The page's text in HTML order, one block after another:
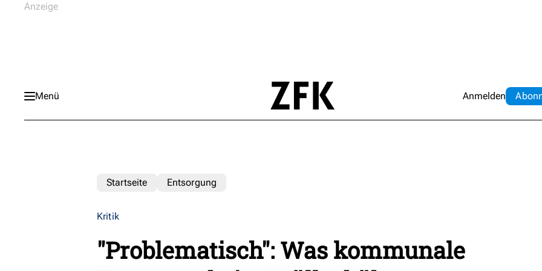
Menü Anmelden Abo
Startseite Entsorgung
Kritik
"Problematisch": Was kommunale